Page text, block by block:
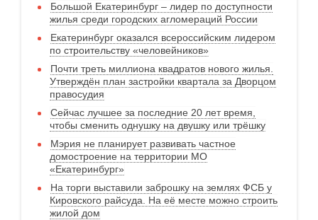
Большой Екатеринбург – лидер по доступности
жилья среди городских агломераций России
Екатеринбург оказался всероссийским лидером
по строительству «человейников»
Почти треть миллиона квадратов нового жилья.
Утверждён план застройки квартала за Дворцом
правосудия
Сейчас лучшее за последние 20 лет время,
чтобы сменить однушку на двушку или трёшку
Мэрия не планирует развивать частное
домостроение на территории МО
«Екатеринбург»
На торги выставили заброшку на землях ФСБ у
Кировского райсуда. На её месте можно строить
жилой дом